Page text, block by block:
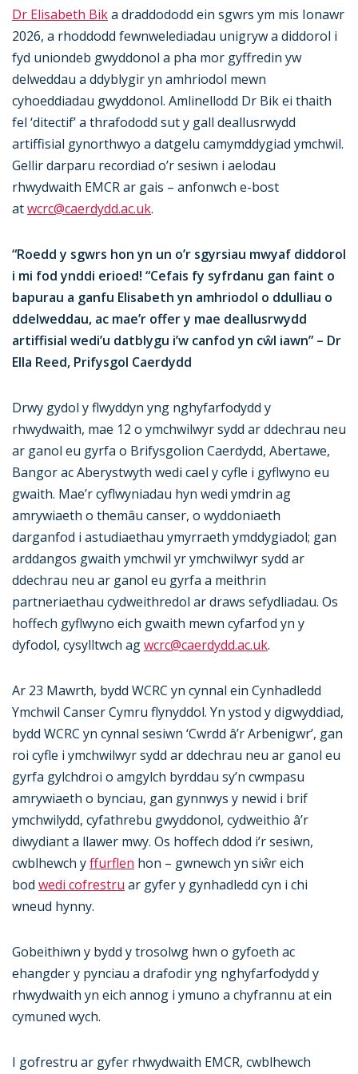
Dr Elisabeth Bika draddododd ein sgwrs ym mis Ionawr
2026, a rhoddodd fewnwelediadau unigryw a diddorol i
fyd uniondeb gwyddonol a pha mor gyffredin yw
delweddau a ddyblygir yn amhriodol mewn
cyhoeddiadau gwyddonol. Amlinellodd Dr Bik ei thaith
fel ‘ditectif’ a thrafododd sut y gall deallusrwydd
artiffisial gynorthwyo a datgelu camymddygiad ymchwil.
Gellir darparu recordiad o’r sesiwn i aelodau
rhwydwaith EMCR ar gais – anfonwch e-bost
atwcrc@caerdydd.ac.uk.
“Roedd y sgwrs hon yn un o’r sgyrsiau mwyaf diddorol
i mi fod ynddi erioed! “Cefais fy syfrdanu gan faint o
bapurau a ganfu Elisabeth yn amhriodol o ddulliau o
ddelweddau, ac mae’r offer y mae deallusrwydd
artiffisial wedi’u datblygu i’w canfod yn cŵl iawn” – Dr
Ella Reed, Prifysgol Caerdydd
Drwy gydol y flwyddyn yng nghyfarfodydd y
rhwydwaith, mae 12 o ymchwilwyr sydd ar ddechrau neu
ar ganol eu gyrfa o Brifysgolion Caerdydd, Abertawe,
Bangor ac Aberystwyth wedi cael y cyfle i gyflwyno eu
gwaith. Mae’r cyflwyniadau hyn wedi ymdrin ag
amrywiaeth o themâu canser, o wyddoniaeth
darganfod i astudiaethau ymyrraeth ymddygiadol; gan
arddangos gwaith ymchwil yr ymchwilwyr sydd ar
ddechrau neu ar ganol eu gyrfa a meithrin
partneriaethau cydweithredol ar draws sefydliadau. Os
hoffech gyflwyno eich gwaith mewn cyfarfod yn y
dyfodol, cysylltwch agwcrc@caerdydd.ac.uk.
Ar 23 Mawrth, bydd WCRC yn cynnal ein Cynhadledd
Ymchwil Canser Cymru flynyddol. Yn ystod y digwyddiad,
bydd WCRC yn cynnal sesiwn ‘Cwrdd â’r Arbenigwr’, gan
roi cyfle i ymchwilwyr sydd ar ddechrau neu ar ganol eu
gyrfa gylchdroi o amgylch byrddau sy’n cwmpasu
amrywiaeth o bynciau, gan gynnwys y newid i brif
ymchwilydd, cyfathrebu gwyddonol, cydweithio â’r
diwydiant a llawer mwy. Os hoffech ddod i’r sesiwn,
cwblhewch yffurflen hon – gwnewch yn siŵr eich
bod wedi cofrestru ar gyfer y gynhadledd cyn i chi
wneud hynny.
Gobeithiwn y bydd y trosolwg hwn o gyfoeth ac
ehangder y pynciau a drafodir yng nghyfarfodydd y
rhwydwaith yn eich annog i ymuno a chyfrannu at ein
cymuned wych.
I gofrestru ar gyfer rhwydwaith EMCR, cwblhewch